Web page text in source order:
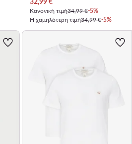
Κανονική τιμή34,99 €-5%
Η χαμηλότερη τιμή34,99 €-5%